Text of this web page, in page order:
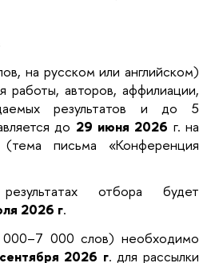
на русском или английском)
работы, авторов, аффилиации,
результатов и до 5
до 29 июня 2026 г. на
(тема письма «Конференция
отбора будет
2026 г.
000 слов) необходимо
2026 г. для рассылки